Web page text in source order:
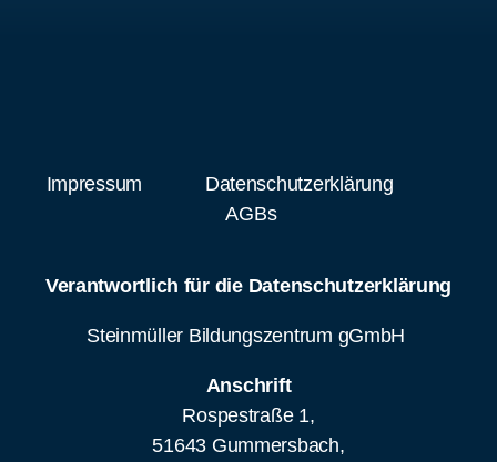
Impressum
Datenschutzerklärung
AGBs
Verantwortlich für die Datenschutzerklärung
Steinmüller Bildungszentrum gGmbH
Anschrift
Rospestraße 1,
51643 Gummersbach,